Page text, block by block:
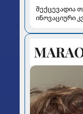
შექცევადია
ინოვაციური